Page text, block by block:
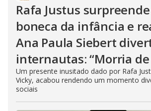
Rafa Justus
boneca da infância e
Ana Paula Siebert
internautas: “Morria de
Um presente inusitado dado por Rafa
Vicky, acabou rendendo um momento
sociais